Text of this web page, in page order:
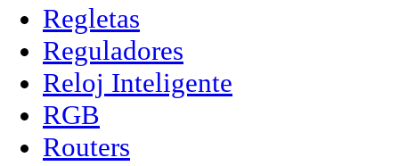
Regletas
Reguladores
Reloj Inteligente
RGB
Routers